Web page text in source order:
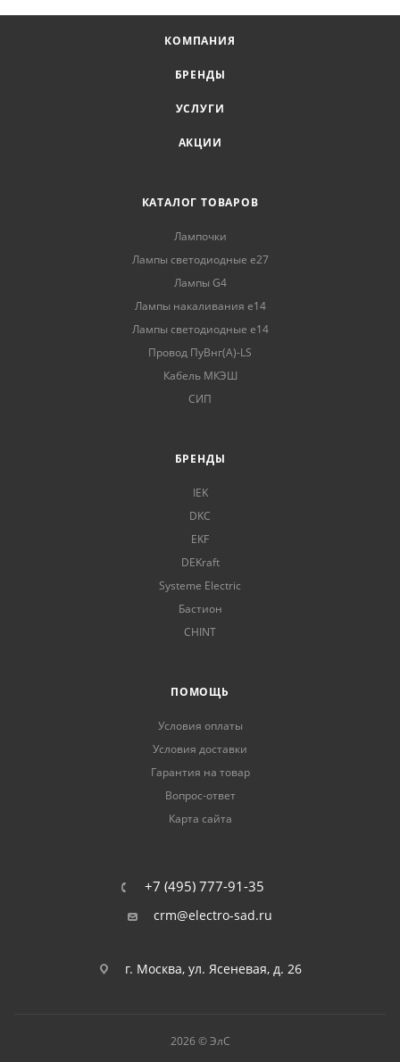
КОМПАНИЯ
БРЕНДЫ
УСЛУГИ
АКЦИИ
КАТАЛОГ ТОВАРОВ
Лампочки
Лампы светодиодные е27
Лампы G4
Лампы накаливания е14
Лампы светодиодные е14
Провод ПуВнг(А)-LS
Кабель МКЭШ
СИП
БРЕНДЫ
IEK
DKC
EKF
DEKraft
Systeme Electric
Бастион
CHINT
ПОМОЩЬ
Условия оплаты
Условия доставки
Гарантия на товар
Вопрос-ответ
Карта сайта
+7 (495) 777-91-35
crm@electro-sad.ru
г. Москва, ул. Ясеневая, д. 26
2026 © ЭлС